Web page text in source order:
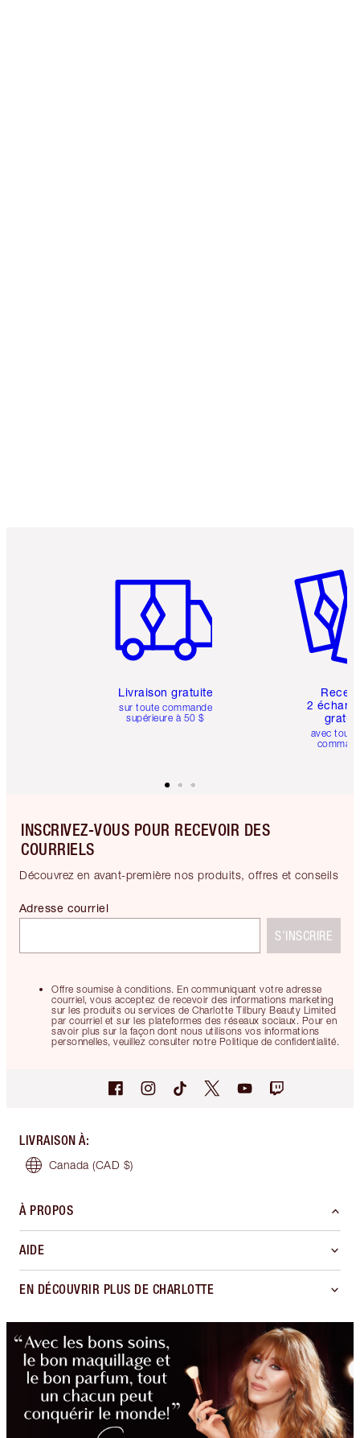
Livraison gratuite
sur toute commande
supérieure à 50 $
2
avec
INSCRIVEZ-VOUS POUR RECEVOIR DES
COURRIELS
Découvrez en avant-première nos produits, offres et conseils
Offre soumise à conditions. En communiquant votre adresse
courriel, vous acceptez de recevoir des informations marketing
sur les produits ou services de Charlotte Tilbury Beauty Limited
par courriel et sur les plateformes des réseaux sociaux. Pour en
savoir plus sur la façon dont nous utilisons vos informations
personnelles, veuillez consulter notre Politique de confidentialité.
Adresse courriel
S’INSCRIRE
LIVRAISON À:
Canada (CAD $)
À PROPOS
AIDE
EN DÉCOUVRIR PLUS DE CHARLOTTE